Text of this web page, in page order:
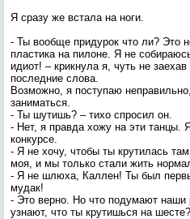
Я сразу же встала на ноги.
- Ты вообще придурок что ли? Это
пластика на пилоне. Я не
идиот! – крикнула я, чуть не
последние слова.
Возможно, я поступаю
заниматься.
- Ты шутишь? – тихо спросил он.
- Нет, я правда хожу на эти танцы.
конкурсе.
- Я не хочу, чтобы ты крутилась
моя, и мы только стали жить
- Я не шлюха, Каллен! Ты был
мудак!
- Это верно. Но что подумают наши
узнают, что ты крутишься на шесте?